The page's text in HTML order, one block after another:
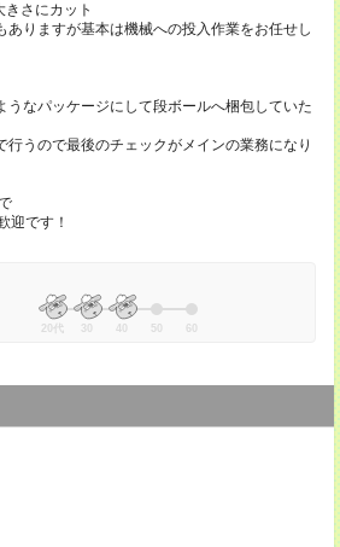
きさにカット
ありますが基本は機械への投入作業をお任せし
うなパッケージにして段ボールへ梱包していた
行うので最後のチェックがメインの業務になり
迎です！
20代 30 40 50 60